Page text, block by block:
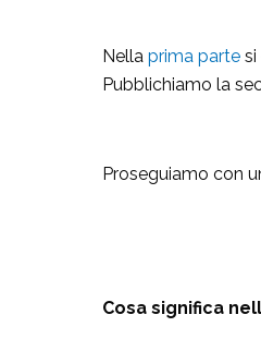
Nella prima partesi
Pubblichiamo la
Proseguiamo con
Cosa significa